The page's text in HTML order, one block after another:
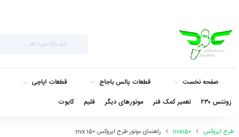
صفحه نخست قطعات پالس باجاج قطعات اپاچی
زونتس ۲۳۰
تعمیر کمک فنر موتورهای دیگر فلیم کایوت
طرح ایروکس nvx150 راهنمای موتور طرح ایروکس nvx 150